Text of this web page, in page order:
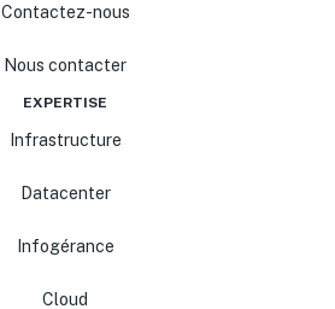
Contactez-nous
Nous contacter
EXPERTISE
Infrastructure
Datacenter
Infogérance
Cloud